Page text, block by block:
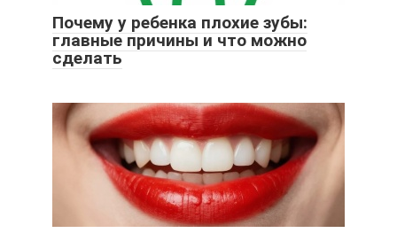
Почему у ребенка плохие зубы:
главные причины и что можно
сделать